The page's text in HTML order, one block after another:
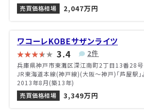
売買価格相場
2,047万円
ワコーレKOBEサザンライツ
3.4 2件
兵庫県神戸市東灘区深江南町2丁目13番28号
JR東海道本線(神戸線)(大阪～神戸)「芦屋駅」
2013年8月(築13年)
売買価格相場
3,349万円